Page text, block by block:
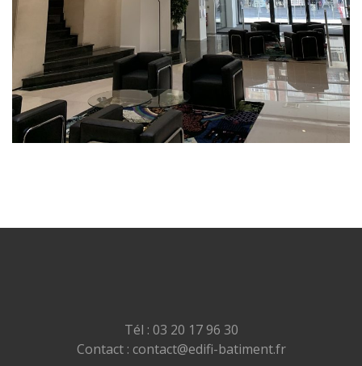
Tél : 03 20 17 96 30
Contact : contact@edifi-batiment.fr